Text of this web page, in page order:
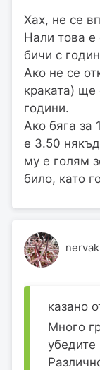
Хах, не се
Нали това е
бичи с
Ако не се
краката) ще
години.
Ако бяга за
е 3.50
му е голям
било, като
nervak
казано
Много